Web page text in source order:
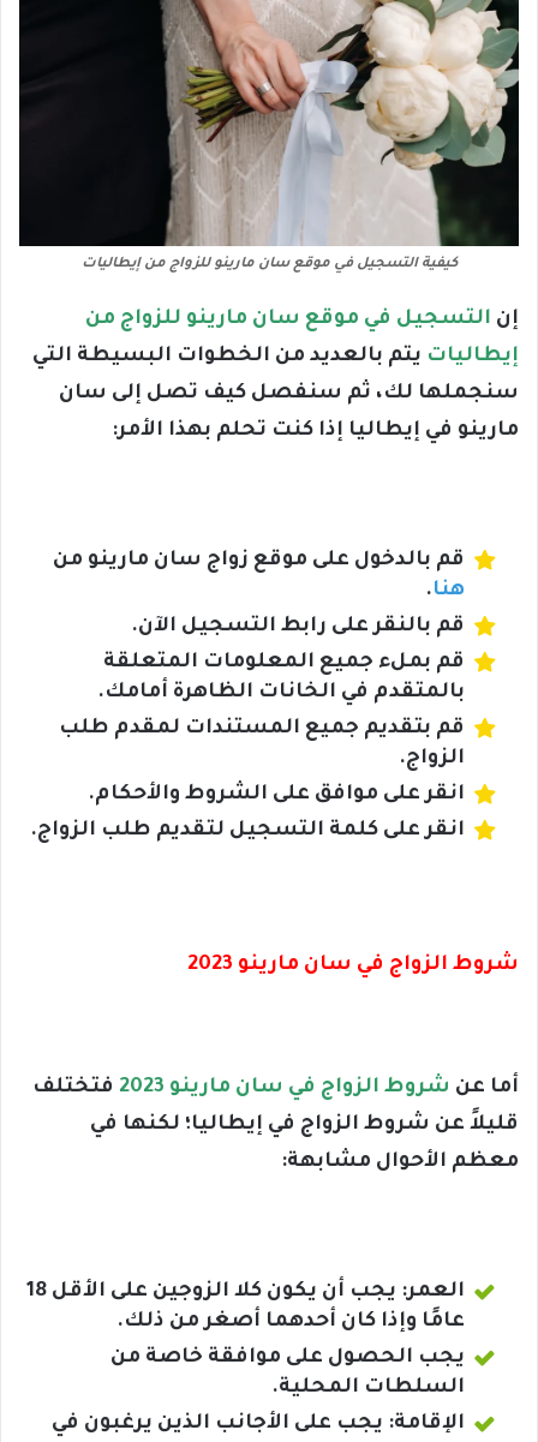
كيفية التسجيل في موقع سان مارينو للزواج من إيطاليات
إن التسجيل في موقع سان مارينو للزواج من
إيطاليات يتم بالعديد من الخطوات البسيطة التي
سنجملها لك، ثم سنفصل كيف تصل إلى سان
مارينو في إيطاليا إذا كنت تحلم بهذا الأمر:
قم بالدخول على موقع زواج سان مارينو من
هنا.
قم بالنقر على رابط التسجيل الآن.
قم بملء جميع المعلومات المتعلقة
بالمتقدم في الخانات الظاهرة أمامك.
قم بتقديم جميع المستندات لمقدم طلب
الزواج.
انقر على موافق على الشروط والأحكام.
انقر على كلمة التسجيل لتقديم طلب الزواج.
شروط الزواج في سان مارينو 2023
أما عن شروط الزواج في سان مارينو 2023
فتختلف
قليلاً عن شروط الزواج في إيطاليا؛ لكنها في
معظم الأحوال مشابهة:
العمر: يجب أن يكون كلا الزوجين على الأقل 18
عامًا وإذا كان أحدهما أصغر من ذلك.
يجب الحصول على موافقة خاصة من
السلطات المحلية.
الإقامة: يجب على الأجانب الذين يرغبون في